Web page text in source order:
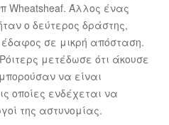
Άλλος ένας
ο δεύτερος δράστης,
έδαφος σε μικρή απόσταση.
μετέδωσε ότι άκουσε
να είναι
οποίες ενδέχεται να
της αστυνομίας.